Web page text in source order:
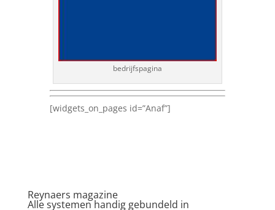
bedrijfspagina
[widgets_on_pages id=”Anaf”]
Reynaers magazine
Alle systemen handig gebundeld in